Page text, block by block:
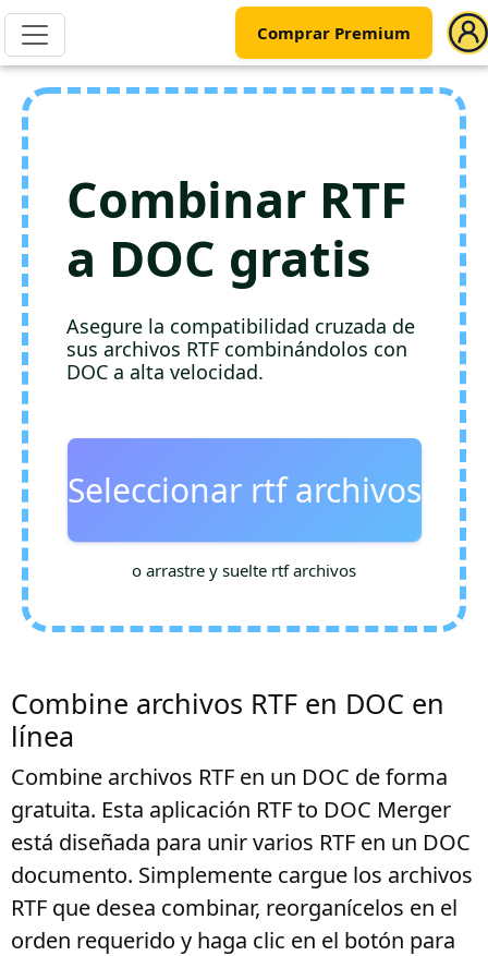
Comprar Premium
Combinar RTF
a DOC gratis
Asegure la compatibilidad cruzada de
sus archivos RTF combinándolos con
DOC a alta velocidad.
Seleccionar rtf archivos
o arrastre y suelte rtf archivos
Combine archivos RTF en DOC en
línea
Combine archivos RTF en un DOC de forma
gratuita. Esta aplicación RTF to DOC Merger
está diseñada para unir varios RTF en un DOC
documento. Simplemente cargue los archivos
RTF que desea combinar, reorganícelos en el
orden requerido y haga clic en el botón para